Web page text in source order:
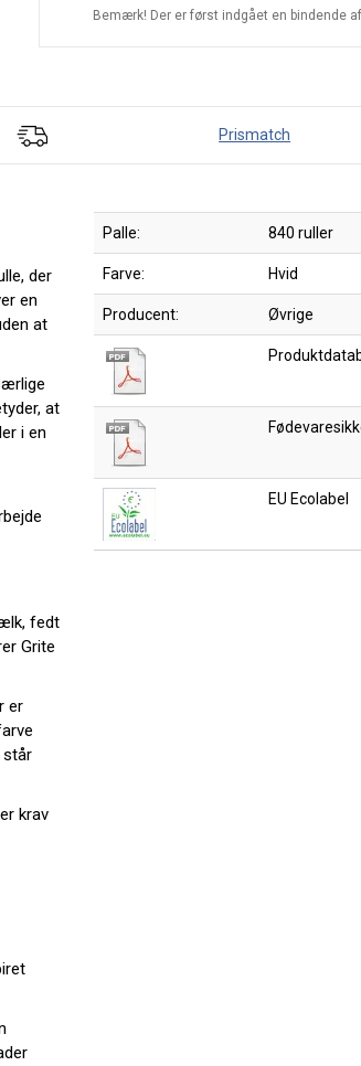
Bemærk! Der er først indgået en bindende
Prismatch
der
en
at
at
i en
fedt
Grite
er
står
krav
Palle: 840 ruller
Farve: Hvid
Producent: Øvrige
EU Ecolabel